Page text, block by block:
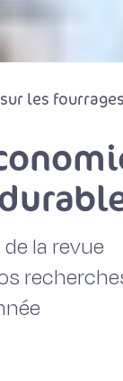
les
la revue